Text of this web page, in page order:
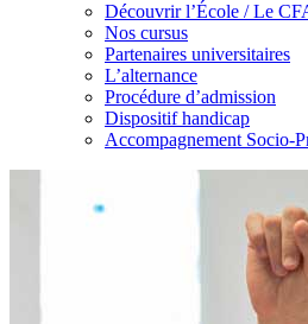
Découvrir l’École / Le
Nos cursus
Partenaires universitaires
L’alternance
Procédure d’admission
Dispositif handicap
Accompagnement Socio-